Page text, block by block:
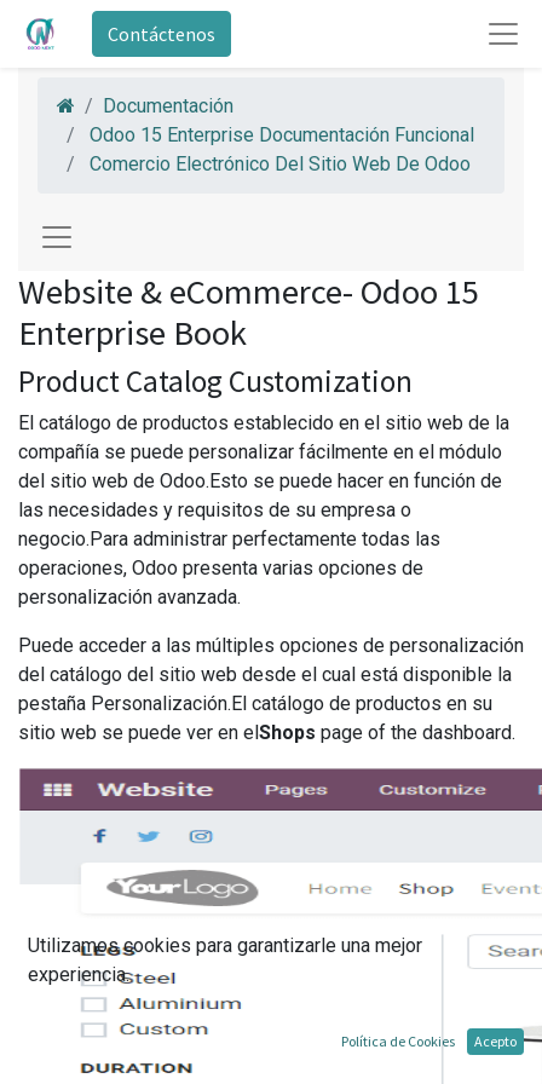
Contáctenos
Documentación
Odoo 15 Enterprise Documentación Funcional
Comercio Electrónico Del Sitio Web De Odoo
Website & eCommerce- Odoo 15
Enterprise Book
Product Catalog Customization
El catálogo de productos establecido en el sitio web de la
compañía se puede personalizar fácilmente en el módulo
del sitio web de Odoo.Esto se puede hacer en función de
las necesidades y requisitos de su empresa o
negocio.Para administrar perfectamente todas las
operaciones, Odoo presenta varias opciones de
personalización avanzada.
Puede acceder a las múltiples opciones de personalización
del catálogo del sitio web desde el cual está disponible la
pestaña Personalización.El catálogo de productos en su
sitio web se puede ver en elShops page of the dashboard.
Utilizamos cookies para garantizarle una mejor
experiencia.
Política de Cookies Acepto